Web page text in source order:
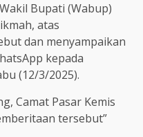
Bupati (Wabup)
atas
dan menyampaikan
kepada
(12/3/2025).
Camat Pasar Kemis
tersebut”